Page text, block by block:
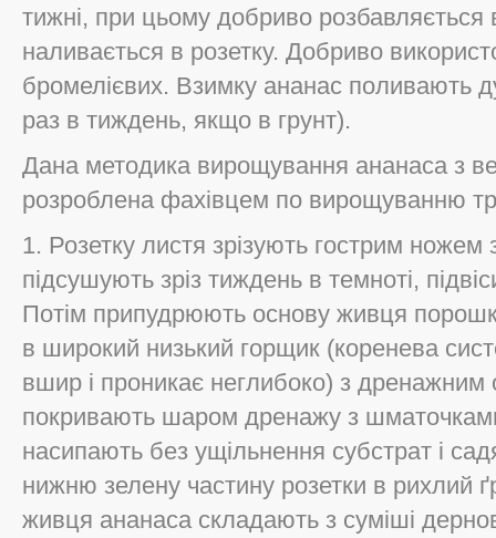
тижні, при цьому добриво
наливається в розетку. Добриво
бромелієвих. Взимку ананас поливають
раз в тиждень, якщо в грунт).
Дана методика вирощування ананаса з
розроблена фахівцем по вирощуванню
1. Розетку листя зрізують гострим ножем
підсушують зріз тиждень в темноті,
Потім припудрюють основу живця
в широкий низький горщик (коренева
вшир і проникає неглибоко) з
покривають шаром дренажу з
насипають без ущільнення субстрат і
нижню зелену частину розетки в рихлий
живця ананаса складають з суміші